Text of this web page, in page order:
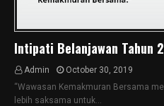
Intipati Belanjawan Tahun
Admin
October 30, 2019
“Wawasan Kemakmuran Bersama
lebih saksama untuk…